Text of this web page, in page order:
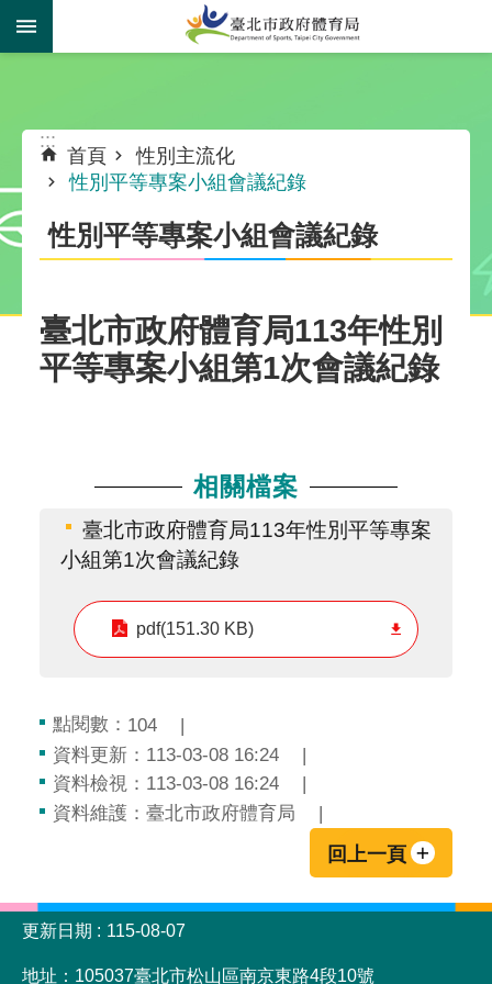
跳到主要內容區塊
:::
首頁
性別主流化
性別平等專案小組會議紀錄
性別平等專案小組會議紀錄
臺北市政府體育局113年性別
平等專案小組第1次會議紀錄
相關檔案
臺北市政府體育局113年性別平等專案
小組第1次會議紀錄
pdf(151.30 KB)
點閱數： 104
資料更新：113-03-08 16:24
資料檢視：113-03-08 16:24
資料維護：臺北市政府體育局
回上一頁
:::
更新日期
115-08-07
地址：105037臺北市松山區南京東路4段10號